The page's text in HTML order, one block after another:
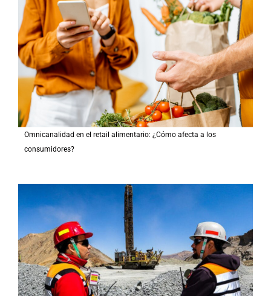
Omnicanalidad en el retail alimentario: ¿Cómo afecta a los
consumidores?